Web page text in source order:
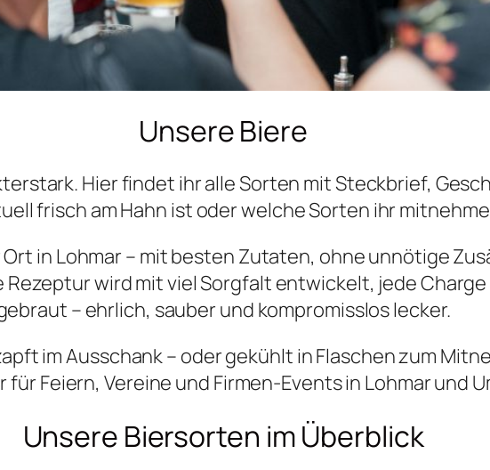
Unsere Biere
Hier findet ihr alle Sorten mit Steckbrief,
frisch am Hahn ist oder welche Sorten ihr
in Lohmar – mit besten Zutaten, ohne unnötige
Rezeptur wird mit viel Sorgfalt entwickelt, jede
– ehrlich, sauber und kompromisslos lecker.
im Ausschank – oder gekühlt in Flaschen zum
für Feiern, Vereine und Firmen-Events in Lohmar und
Unsere Biersorten im Überblick